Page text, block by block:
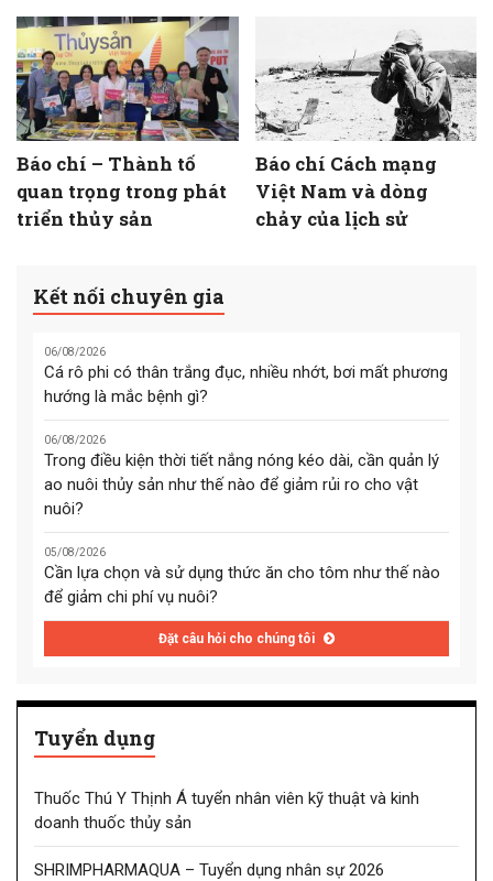
Báo chí – Thành tố
quan trọng trong phát
triển thủy sản
Báo chí Cách mạng
Việt Nam và dòng
chảy của lịch sử
Kết nối chuyên gia
06/08/2026
Cá rô phi có thân trắng đục, nhiều nhớt, bơi mất phương
hướng là mắc bệnh gì?
06/08/2026
Trong điều kiện thời tiết nắng nóng kéo dài, cần quản lý
ao nuôi thủy sản như thế nào để giảm rủi ro cho vật
nuôi?
05/08/2026
Cần lựa chọn và sử dụng thức ăn cho tôm như thế nào
để giảm chi phí vụ nuôi?
Đặt câu hỏi cho chúng tôi
Tuyển dụng
Thuốc Thú Y Thịnh Á tuyển nhân viên kỹ thuật và kinh
doanh thuốc thủy sản
SHRIMPHARMAQUA – Tuyển dụng nhân sự 2026